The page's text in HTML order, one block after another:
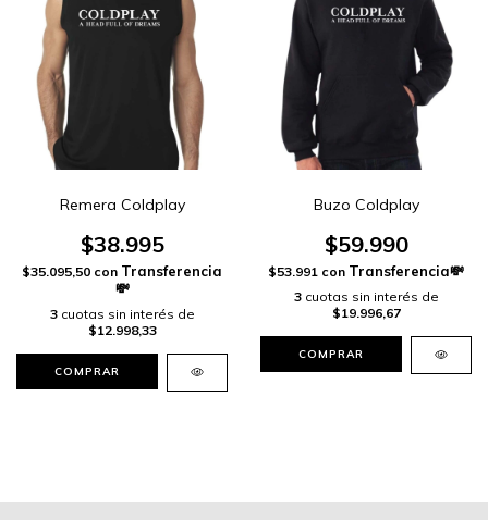
Remera Coldplay
$38.995
$35.095,50 con
3 cuotas sin interés de
$12.998,33
COMPRAR
Buzo Coldplay
$59.990
$53.991 con
3 cuotas sin interés de
$19.996,67
COMPRAR